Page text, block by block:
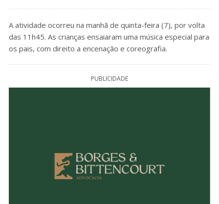
A atividade ocorreu na manhã de quinta-feira (7), por volta
das 11h45. As crianças ensaiaram uma música especial para
os pais, com direito a encenação e coreografia.
PUBLICIDADE